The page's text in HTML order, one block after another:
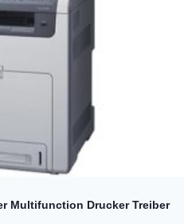
Multifunction Drucker Treiber